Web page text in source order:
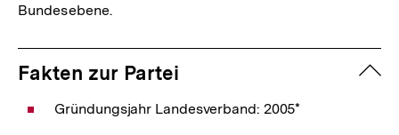
Bundesebene.
Fakten zur Partei
Gründungsjahr Landesverband: 2005*